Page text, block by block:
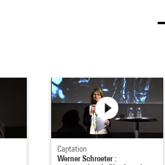
Captation
Werner Schroeter :